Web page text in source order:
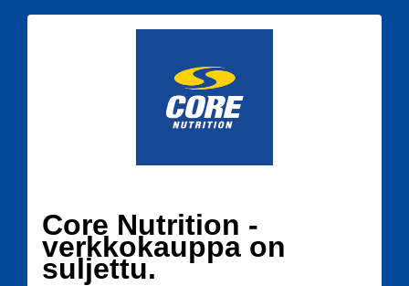
Core Nutrition -
verkkokauppa on
suljettu.